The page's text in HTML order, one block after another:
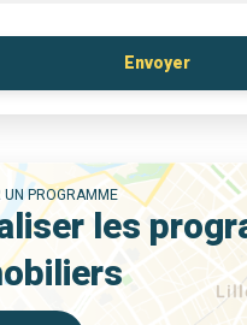
PROGRAMME
les